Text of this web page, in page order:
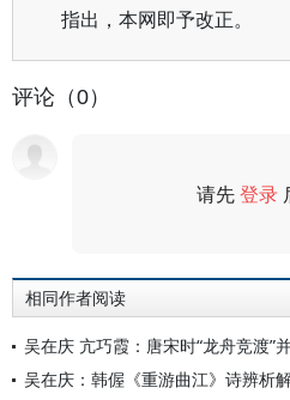
指出，本网即予改正。
评论（0）
请先登录
相同作者阅读
吴在庆 亢巧霞：唐宋时“龙舟竞渡”
吴在庆：韩偓《重游曲江》诗辨析